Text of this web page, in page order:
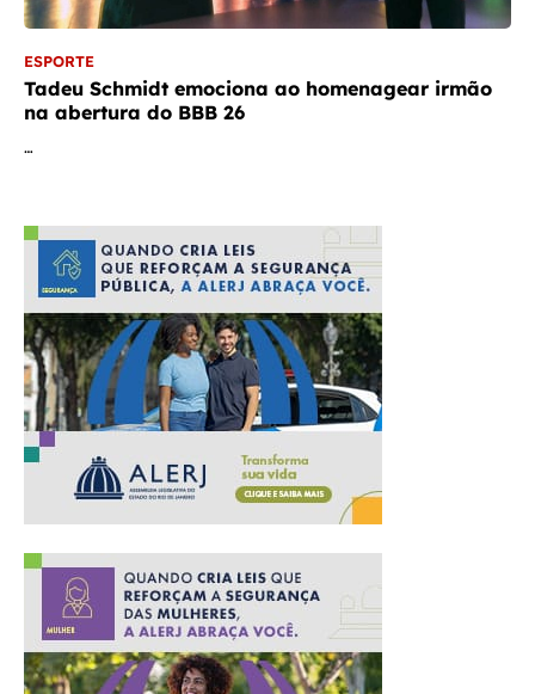
ESPORTE
Tadeu Schmidt emociona ao homenagear irmão
na abertura do BBB 26
…